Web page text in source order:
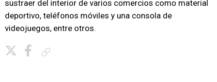
sustraer del interior de varios comercios como material
deportivo, teléfonos móviles y una consola de
videojuegos, entre otros.